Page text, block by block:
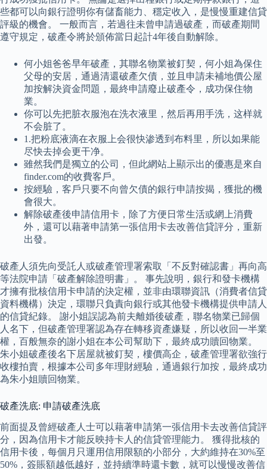
些都可以向銀行證明你有儲畜能力、穩定收入，是慢慢重建信貸
評級的機會。 一般而言，若過往未曾申請過破產，而破產期間
遵守規定，破產令將於頒佈當日起計4年後自動解除。
何小姐爸爸早年破產，其聯名物業被釘契，何小姐為保住
父母的安居，通過清還破產欠債，並且申請未補地價公屋
加按解決資金問題，最終申請廢止破產令，成功保住物
業。
你可以先把脏衣服泡在洗衣液里，然后再用手洗，这样就
不会脏了。
1.把粉底液滴在衣服上会很快渗透到布料里，所以如果能
尽快去掉会更干净。
雖然我們是獨立的公司，但此網站上顯示出的優惠是來自
finder.com的收費客戶。
按經驗，客戶只要不向曾欠債的銀行申請按揭，獲批的機
會很大。
解除破產後申請信用卡，除了方便日常生活或網上消費
外，還可以藉著申請第一張信用卡去改善信貸評分，重新
出發。
破產人須先向受託人或破產管理署索取「不反對確認書」再向高
等法院申請「破產解除證明書」。 事先說明，銀行和發卡機構
才擁有批核信用卡申請的決定權，並非由環聯資訊（消費者信貸
資料機構）決定，環聯只負責向銀行或其他發卡機構提供申請人
的信貸紀錄。 謝小姐誤認為前夫離婚後破產，聯名物業已歸個
人名下，但破產管理署認為存在轉移資產嫌疑，所以收回一半業
權，百般無奈的謝小姐在本公司幫助下，最終成功贖回物業。
朱小姐破產後名下居屋就被釘契，樓價高企，破產管理署欲強行
收樓拍賣，根據本公司多年理財經驗，通過銀行加按，最終成功
為朱小姐贖回物業。
破產洗底: 申請破產洗底
前面提及曾經破產人士可以藉著申請第一張信用卡去改善信貸評
分，因為信用卡才能反映持卡人的信貸管理能力。 獲得批核的
信用卡後，每個月只運用信用限額的小部分，大約維持在30%至
50%，簽賬額越低越好，並持續準時還卡數，就可以慢慢改善信